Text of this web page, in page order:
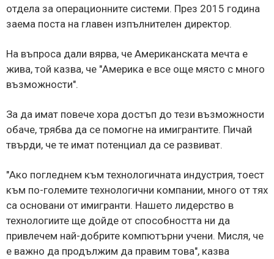
отдела за операционните системи. През 2015 година
заема поста на главен изпълнителен директор.
На въпроса дали вярва, че Американската мечта е
жива, той казва, че "Америка е все още място с много
възможности".
За да имат повече хора достъп до тези възможности
обаче, трябва да се помогне на имигрантите. Пичай
твърди, че те имат потенциал да се развиват.
"Ако погледнем към технологичната индустрия, тоест
към по-големите технологични компании, много от тях
са основани от имигранти. Нашето лидерство в
технологиите ще дойде от способността ни да
привлечем най-добрите компютърни учени. Мисля, че
е важно да продължим да правим това", казва